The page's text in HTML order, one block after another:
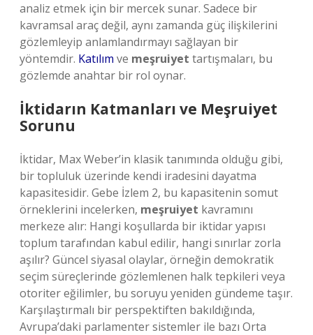
analiz etmek için bir mercek sunar. Sadece bir
kavramsal araç değil, aynı zamanda güç ilişkilerini
gözlemleyip anlamlandırmayı sağlayan bir
yöntemdir. Katılım ve meşruiyet tartışmaları, bu
gözlemde anahtar bir rol oynar.
İktidarın Katmanları ve Meşruiyet
Sorunu
İktidar, Max Weber’in klasik tanımında olduğu gibi,
bir topluluk üzerinde kendi iradesini dayatma
kapasitesidir. Gebe İzlem 2, bu kapasitenin somut
örneklerini incelerken, meşruiyet kavramını
merkeze alır: Hangi koşullarda bir iktidar yapısı
toplum tarafından kabul edilir, hangi sınırlar zorla
aşılır? Güncel siyasal olaylar, örneğin demokratik
seçim süreçlerinde gözlemlenen halk tepkileri veya
otoriter eğilimler, bu soruyu yeniden gündeme taşır.
Karşılaştırmalı bir perspektiften bakıldığında,
Avrupa’daki parlamenter sistemler ile bazı Orta